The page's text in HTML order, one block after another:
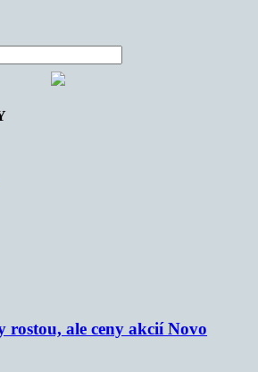
ale ceny akcií Novo